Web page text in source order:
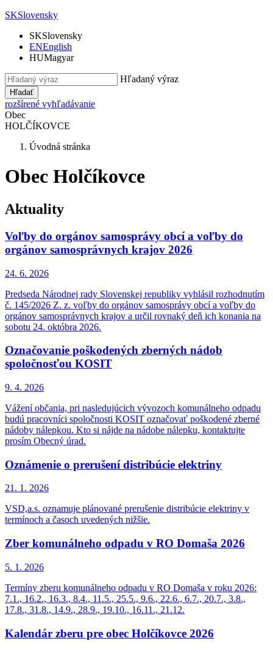
SKSlovensky
SKSlovensky
ENEnglish
HUMagyar
Hľadaný výraz
Hľadať
rozšírené vyhľadávanie
Obec
HOLČÍKOVCE
Úvodná stránka
Obec Holčíkovce
Aktuality
Voľby do orgánov samosprávy obcí a voľby do
orgánov samosprávnych krajov 2026
24. 6. 2026
Predseda Národnej rady Slovenskej republiky vyhlásil rozhodnutím
č. 145/2026 Z. z. voľby do orgánov samosprávy obcí a voľby do
orgánov samosprávnych krajov a určil rovnaký deň ich konania na
sobotu 24. októbra 2026.
Označovanie poškodených zberných nádob
spoločnosťou KOSIT
9. 4. 2026
Vážení občania, pri nasledujúcich vývozoch komunálneho odpadu
budú pracovníci spoločnosti KOSIT označovať poškodené zberné
nádoby nálepkou. Kto si nájde na nádobe nálepku, kontaktujte
prosím Obecný úrad.
Oznámenie o prerušení distribúcie elektriny
21. 1. 2026
VSD,a.s. oznamuje plánované prerušenie distribúcie elektriny v
termínoch a časoch uvedených nižšie.
Zber komunálneho odpadu v RO Domaša 2026
5. 1. 2026
Termíny zberu komunálneho odpadu v RO Domaša v roku 2026:
7.1., 16.2., 16.3., 8.4., 11.5., 25.5., 9.6., 22.6., 6.7., 20.7., 3.8.,
17.8., 31.8., 14.9., 28.9., 19.10., 16.11., 21.12.
Kalendár zberu pre obec Holčíkovce 2026